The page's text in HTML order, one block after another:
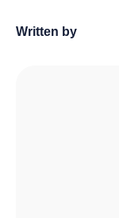
Written by